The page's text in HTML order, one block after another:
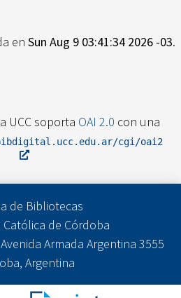
en Sun Aug 9 03:41:34 2026 -03.
UCC soporta OAI 2.0 con una
cgi/oai2
de Bibliotecas
Católica de Córdoba
Armada Argentina 3555
Argentina